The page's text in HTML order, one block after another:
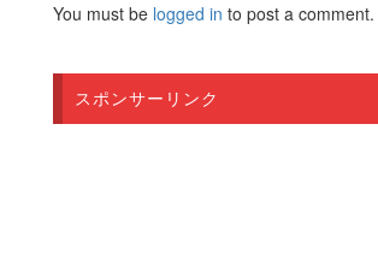
You must be logged in to post a comment.
スポンサーリンク